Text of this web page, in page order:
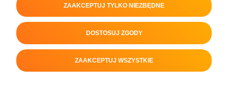
POKAŻ PEŁNĄ WERSJĘ STRONY
Sklep internetowy Shoper Premium
ZAAKCEPTUJ TYLKO NIEZBĘDNE
DOSTOSUJ ZGODY
ZAAKCEPTUJ WSZYSTKIE